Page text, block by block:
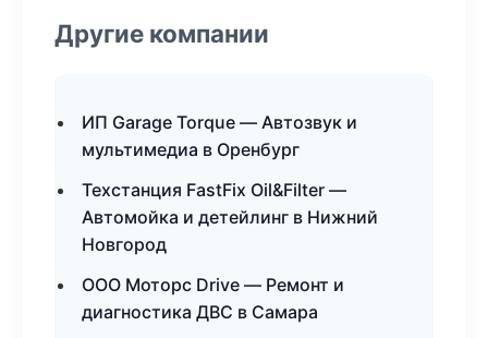
Другие компании
ИП Garage Torque — Автозвук и
мультимедиа в Оренбург
Техстанция FastFix Oil&Filter —
Автомойка и детейлинг в Нижний
Новгород
ООО Моторс Drive — Ремонт и
диагностика ДВС в Самара